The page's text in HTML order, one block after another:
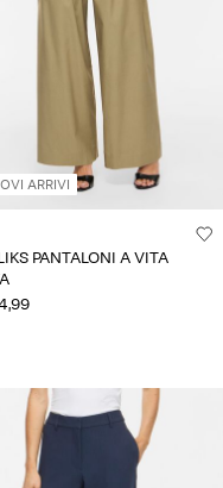
ARRIVI
PANTALONI A VITA